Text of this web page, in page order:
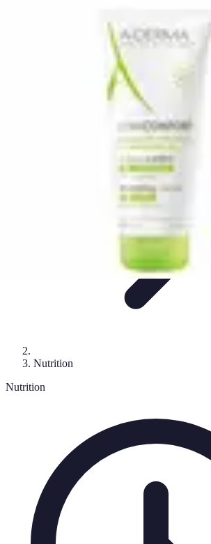
Conseils pratiques
Comprendre le
Confort et EnvironnementSanté
Bien-Être Animaux Vieux
Nutrition
Nutrition